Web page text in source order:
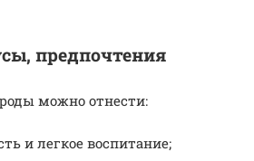
предпочтения
можно отнести:
и легкое воспитание;